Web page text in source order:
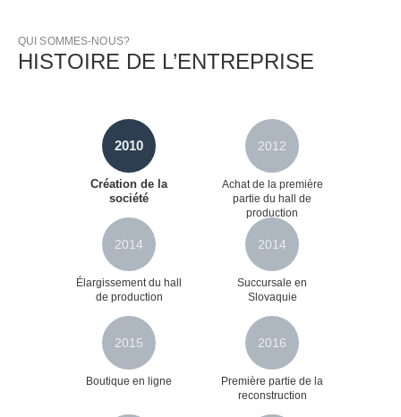
QUI SOMMES-NOUS?
HISTOIRE DE L’ENTREPRISE